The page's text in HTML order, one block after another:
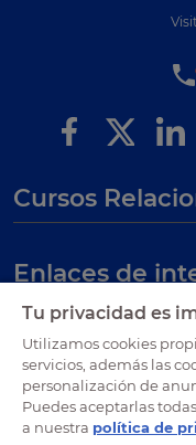
Cursos
Enlaces de
Tu privacidad es
Utilizamos cookies
servicios, además las
personalización de
Puedes aceptarlas
a nuestra política de